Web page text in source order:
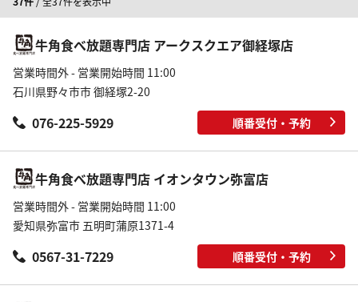
牛角食べ放題専門店 アークスクエア御経塚店
営業時間外 - 営業開始時間 11:00
石川県野々市市 御経塚2-20
076-225-5929 順番受付・予約
牛角食べ放題専門店 イオンタウン弥富店
営業時間外 - 営業開始時間 11:00
愛知県弥富市 五明町蒲原1371-4
0567-31-7229 順番受付・予約